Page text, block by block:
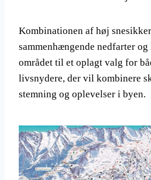
Kombinationen af høj
sammenhængende nedfarter
området til et oplagt valg for
livsnydere, der vil kombinere
stemning og oplevelser i byen.